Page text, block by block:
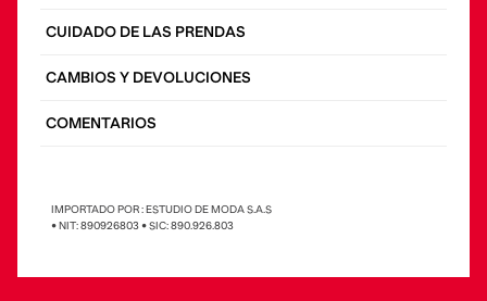
CUIDADO DE LAS PRENDAS
CAMBIOS Y DEVOLUCIONES
COMENTARIOS
IMPORTADO POR : ESTUDIO DE MODA S.A.S
• NIT: 890926803 • SIC: 890.926.803